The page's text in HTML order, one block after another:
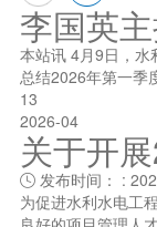
李国英
本站讯 4月9日，水
总结2026年第一季
13
2026-04
关于开
发布时间： :
为促进水利水电工